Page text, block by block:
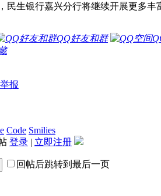
民生银行嘉兴分行将继续开展更多
QQ好友和群
举报
Code Smilies
登录 | 立即注册
回帖后跳转到最后一页